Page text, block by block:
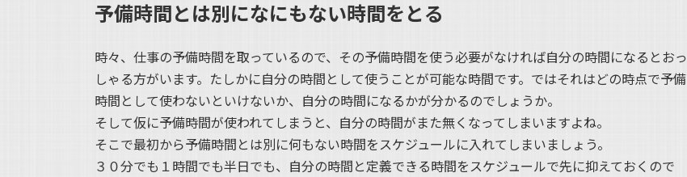
予備時間とは別になにもない時間をとる
時々、仕事の予備時間を取っているので、その予備時間を使う必要がなければ自分の時間になるとおっ
しゃる方がいます。たしかに自分の時間として使うことが可能な時間です。ではそれはどの時点で予備
時間として使わないといけないか、自分の時間になるかが分かるのでしょうか。
そして仮に予備時間が使われてしまうと、自分の時間がまた無くなってしまいますよね。
そこで最初から予備時間とは別に何もない時間をスケジュールに入れてしまいましょう。
３０分でも１時間でも半日でも、自分の時間と定義できる時間をスケジュールで先に抑えておくので